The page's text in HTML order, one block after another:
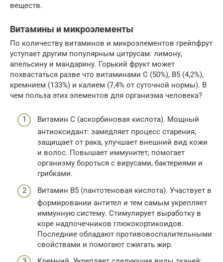
веществ.
Витамины и микроэлементы
По количеству витаминов и микроэлементов грейпфрут
уступает другим популярным цитрусам: лимону,
апельсину и мандарину. Горький фрукт может
похвастаться разве что витаминами С (50%), В5 (4,2%),
кремнием (133%) и калием (7,4% от суточной нормы). В
чем польза этих элементов для организма человека?
Витамин С (аскорбиновая кислота). Мощный
антиоксидант: замедляет процесс старения,
защищает от рака, улучшает внешний вид кожи
и волос. Повышает иммунитет, помогает
организму бороться с вирусами, бактериями и
грибками.
Витамин В5 (пантотеновая кислота). Участвует в
формировании антител и тем самым укрепляет
иммунную систему. Стимулирует выработку в
коре надпочечников глюкокортикоидов.
Последние обладают противовоспалительными
свойствами и помогают сжигать жир.